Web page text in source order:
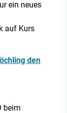
ein neues
auf Kurs
den
beim